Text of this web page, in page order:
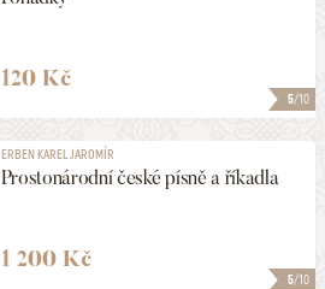
5/10
120 Kč
5/10
ERBEN KAREL JAROMÍR
Prostonárodní české písně a říkadla
1 200 Kč